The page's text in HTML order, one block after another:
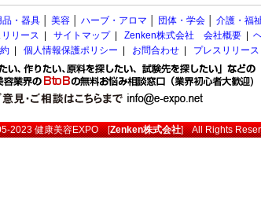
品・器具 美容 ハーブ・アロマ 団体・学会 介護・福
リース サイトマップ| Zenken株式会社 会社概要
個人情報保護ポリシー お問合わせ プレスリリー
2023健康美容EXPO[Zenken株式会社] All Rights